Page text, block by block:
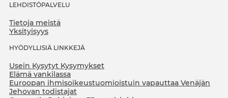
LEHDISTÖPALVELU
Tietoja meistä
Yksityisyys
HYÖDYLLISIÄ LINKKEJÄ
Usein Kysytyt Kysymykset
Elämä vankilassa
Euroopan ihmisoikeustuomioistuin vapauttaa Venäjän
Jehovan todistajat